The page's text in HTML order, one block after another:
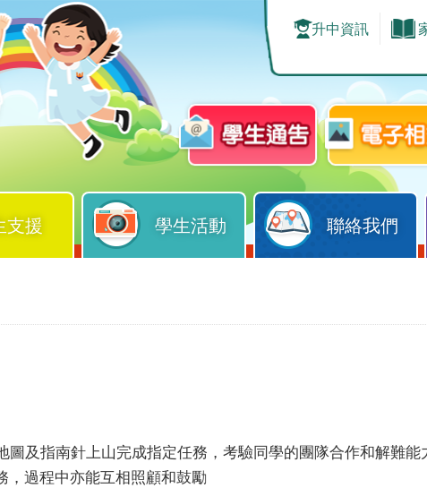
升中資訊
支援 學生活動 聯絡我們
及指南針上山完成指定任務，考驗同學的團隊合作和解難
，過程中亦能互相照顧和鼓勵